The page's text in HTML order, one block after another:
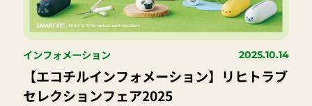
インフォメーション 2025.10.14
【エコチルインフォメーション】リヒトラブ
セレクションフェア2025